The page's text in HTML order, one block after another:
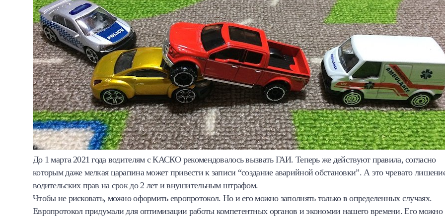
До 1 марта 2021 года водителям с КАСКО рекомендовалось вызвать ГАИ. Теперь же действуют правила, согласно
которым даже мелкая царапина может привести к записи “создание аварийной обстановки”. А это чревато
водительских прав на срок до 2 лет и внушительным штрафом.
Чтобы не рисковать, можно оформить европротокол. Но и его можно заполнять только в определенных случаях.
Европротокол придумали для оптимизации работы компетентных органов и экономии нашего времени. Его можно